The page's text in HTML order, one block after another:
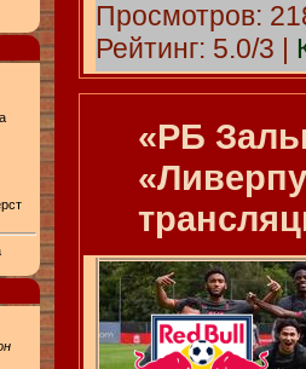
Просмотров:
Рейтинг: 5.0/3 |
«РБ